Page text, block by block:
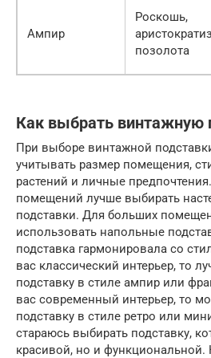
Ампир
Роскошь,
позолота
Как выбрать винтажную
При выборе винтажной
учитывать размер помещения,
растений и личные
помещений лучше выбирать
подставки. Для больших
использовать напольные
подставка гармонировала со
вас классический интерьер, то
подставку в стиле ампир или
вас современный интерьер, то
подставку в стиле ретро или
стараюсь выбирать подставку,
красивой, но и функциональной.